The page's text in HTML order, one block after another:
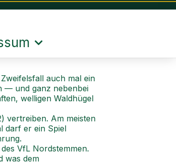
auch mal ein
— und ganz nebenbei
welligen Waldhügel
vertreiben. Am meisten
darf er ein Spiel
VfL Nordstemmen.
was dem